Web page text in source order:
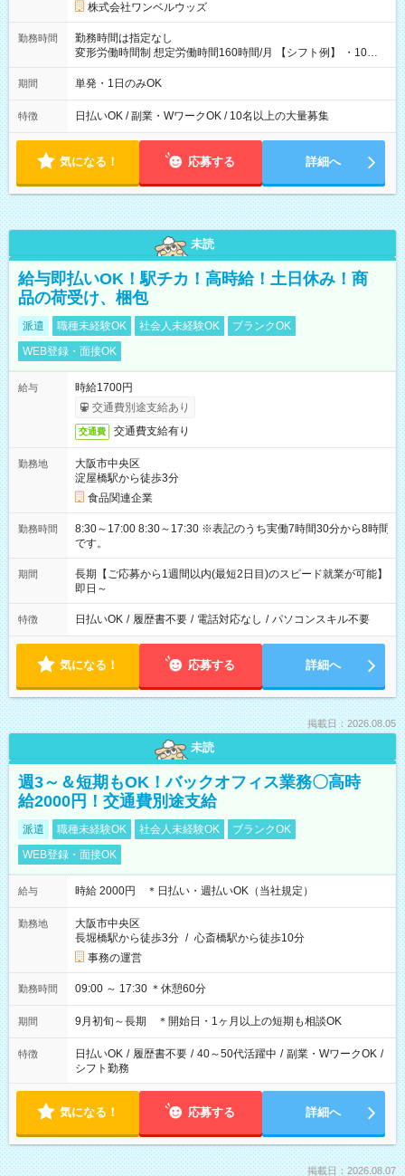
株式会社ワンベルウッズ
勤務時間
勤務時間は指定なし
変形労働時間制 想定労働時間160時間/月 【シフト例】 ・10：
00～20：00
期間 単発・1日のみOK
特徴 日払いOK / 副業・WワークOK / 10名以上の大量募集
気になる！ 応募する 詳細へ
未読
給与即払いOK！駅チカ！高時給！土日休み！商
品の荷受け、梱包
派遣 職種未経験OK 社会人未経験OK
ブランクOK
WEB登録・面接OK
給与
時給1700円
交通費別途支給あり
交通費 交通費支給有り
勤務地
大阪市中央区
淀屋橋駅から徒歩3分
食品関連企業
勤務時間
8:30～17:00 8:30～17:30 ※表記のうち実働7時間30分から8時間
です。
期間
長期【ご応募から1週間以内(最短2日目)のスピード就業が可能】
即日～
特徴 日払いOK / 履歴書不要 / 電話対応なし / パソコンスキル不要
気になる！ 応募する 詳細へ
掲載日：2026.08.05
未読
週3～＆短期もOK！バックオフィス業務〇高時
給2000円！交通費別途支給
派遣 職種未経験OK 社会人未経験OK
ブランクOK
WEB登録・面接OK
給与 時給 2000円 ＊日払い・週払いOK（当社規定）
勤務地
大阪市中央区
長堀橋駅から徒歩3分 / 心斎橋駅から徒歩10分
事務の運営
勤務時間 09:00 ～ 17:30 ＊休憩60分
期間 9月初旬～長期 ＊開始日・1ヶ月以上の短期も相談OK
特徴 日払いOK / 履歴書不要 / 40～50代活躍中 / 副業・WワークOK /
シフト勤務
気になる！ 応募する 詳細へ
掲載日：2026.08.07